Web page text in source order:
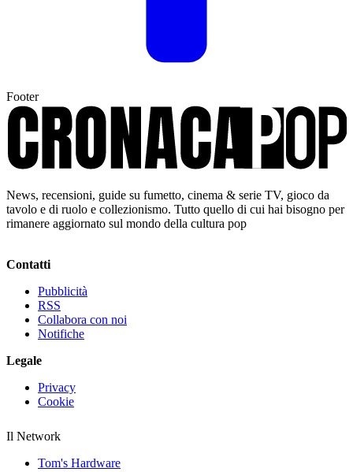
Footer
News, recensioni, guide su fumetto, cinema & serie TV, gioco da
tavolo e di ruolo e collezionismo. Tutto quello di cui hai bisogno per
rimanere aggiornato sul mondo della cultura pop
Contatti
Pubblicità
RSS
Collabora con noi
Notifiche
Legale
Privacy
Cookie
Il Network
Tom's Hardware